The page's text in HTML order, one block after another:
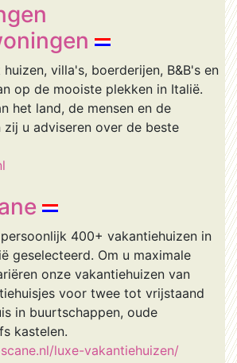
villa's, boerderijen, B&B's en
op de mooiste plekken in Italië.
het land, de mensen en de
zij u adviseren over de beste
400+ vakantiehuizen in
geselecteerd. Om u maximale
onze vakantiehuizen van
voor twee tot vrijstaand
in buurtschappen, oude
kastelen.
luxe-vakantiehuizen/